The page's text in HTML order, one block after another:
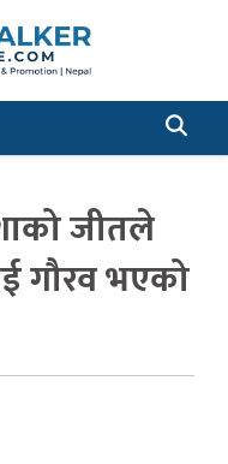
जीतले
गौरव भएको